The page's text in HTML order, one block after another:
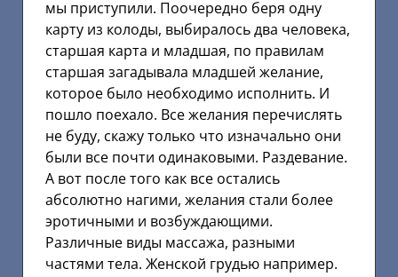
мы приступили. Поочередно беря одну
карту из колоды, выбиралось два человека,
старшая карта и младшая, по правилам
старшая загадывала младшей желание,
которое было необходимо исполнить. И
пошло поехало. Все желания перечислять
не буду, скажу только что изначально они
были все почти одинаковыми. Раздевание.
А вот после того как все остались
абсолютно нагими, желания стали более
эротичными и возбуждающими.
Различные виды массажа, разными
частями тела. Женской грудью например.